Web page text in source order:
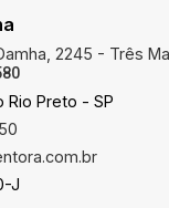
2245 - Três
Rio Preto - SP
J